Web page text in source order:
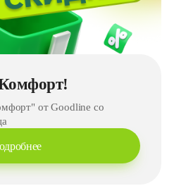
от Goodline со